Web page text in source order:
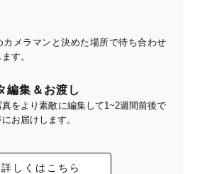
カメラマンと決めた場所で待ち合わせ
す。
編集＆お渡し
をより素敵に編集して1~2週間前後で
お届けします。
詳しくはこちら